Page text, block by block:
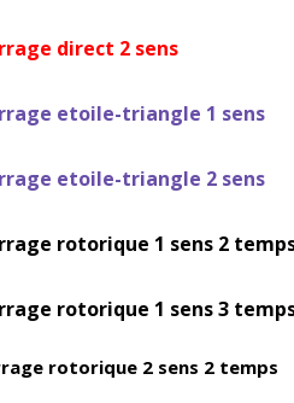
etoile-
etoile-triangle 2
rotorique 1
rotorique 1
rotorique 2